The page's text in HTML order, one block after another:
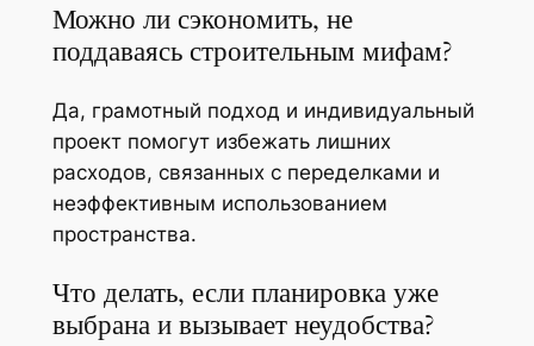
Можно ли сэкономить, не
поддаваясь строительным мифам?
Да, грамотный подход и индивидуальный
проект помогут избежать лишних
расходов, связанных с переделками и
неэффективным использованием
пространства.
Что делать, если планировка уже
выбрана и вызывает неудобства?